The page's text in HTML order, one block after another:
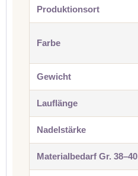
Produktionsort
Farbe
Gewicht
Lauflänge
Nadelstärke
Materialbedarf Gr. 38–40